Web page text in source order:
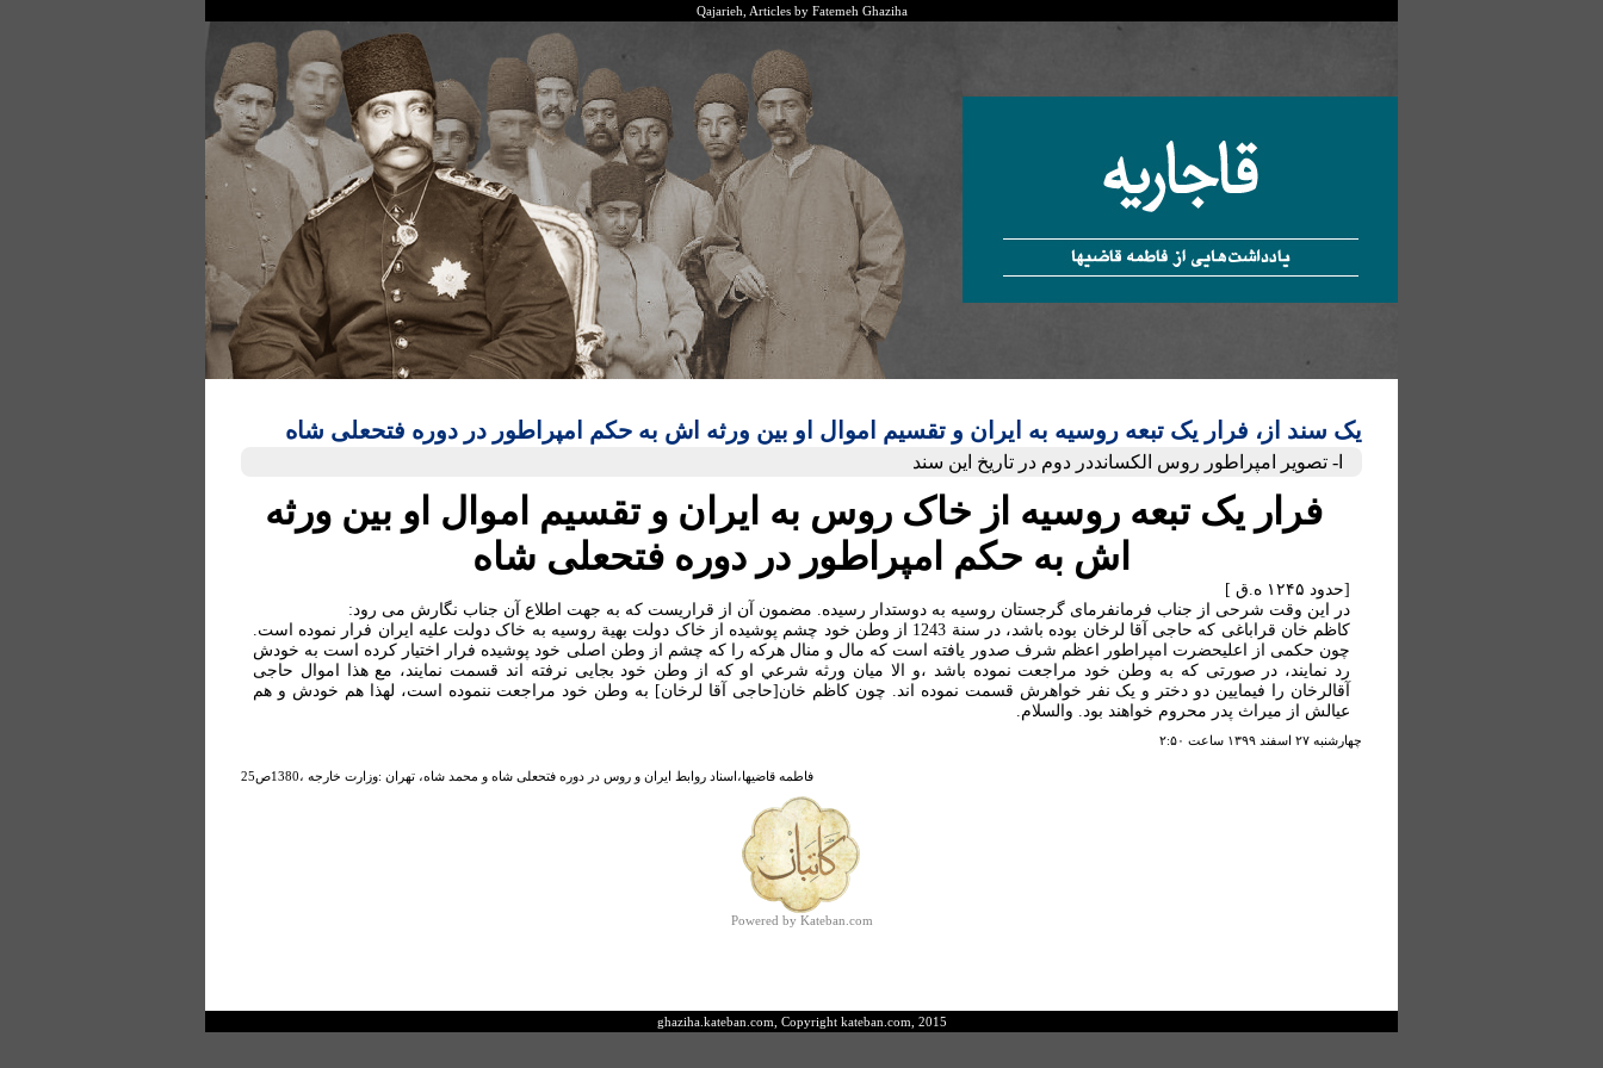
Qajarieh, Articles by Fatemeh Ghaziha
یک سند از، فرار یک تبعه روسیه به ایران و تقسیم اموال او بین ورثه اش به حکم امپراطور در دوره فتحعلی شاه
ا- تصویر امپراطور روس الکسانددر دوم در تاریخ این سند
فرار یک تبعه روسیه از خاک روس به ایران و تقسیم اموال او بین ورثه
اش به حکم امپراطور در دوره فتحعلی شاه
[حدود ۱۲۴۵ ه.ق ]
در این وقت شرحی از جناب فرمانفرمای گرجستان روسیه به دوستدار رسیده. مضمون آن از قراریست که به جهت اطلاع آن جناب نگارش می رود:
کاظم خان قراباغی که حاجی آقا لرخان بوده باشد، در سنة 1243 از وطن خود چشم پوشیده از خاک دولت بهية روسیه به خاک دولت علیه ایران فرار نموده است.
چون حکمی از اعلیحضرت امپراطور اعظم شرف صدور یافته است که مال و منال هرکه را که چشم از وطن اصلی خود پوشیده فرار اختیار کرده است به خودش
رد نمایند، در صورتی که به وطن خود مراجعت نموده باشد ،و الا میان ورثه شرعي او که از وطن خود بجایی نرفته اند قسمت نمایند، مع هذا اموال حاجی
آقالرخان را فیمایین دو دختر و یک نفر خواهرش قسمت نموده اند. چون کاظم خان[حاجی آقا لرخان] به وطن خود مراجعت ننموده است، لهذا هم خودش و هم
عیالش از میراث پدر محروم خواهند بود. والسلام.
فاطمه قاضیها،اسناد روابط ایران و روس در دوره فتحعلی شاه و محمد شاه، تهران :وزارت خارجه ،1380ص25
چهارشنبه ۲۷ اسفند ۱۳۹۹ ساعت ۲:۵۰
Powered by Kateban.com
ghaziha.kateban.com, Copyright kateban.com, 2015